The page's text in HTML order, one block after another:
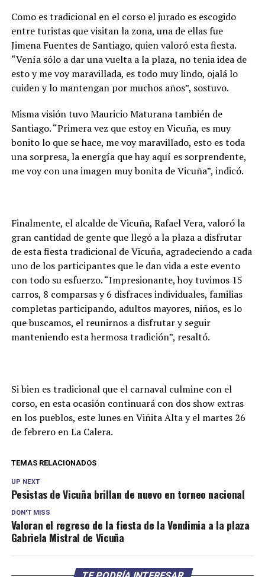
Como es tradicional en el corso el jurado es escogido
entre turistas que visitan la zona, una de ellas fue
Jimena Fuentes de Santiago, quien valoró esta fiesta.
“Venía sólo a dar una vuelta a la plaza, no tenia idea de
esto y me voy maravillada, es todo muy lindo, ojalá lo
cuiden y lo mantengan por muchos años”, sostuvo.
Misma visión tuvo Mauricio Maturana también de
Santiago. “Primera vez que estoy en Vicuña, es muy
bonito lo que se hace, me voy maravillado, esto es toda
una sorpresa, la energía que hay aquí es sorprendente,
me voy con una imagen muy bonita de Vicuña”, indicó.
Finalmente, el alcalde de Vicuña, Rafael Vera, valoró la
gran cantidad de gente que llegó a la plaza a disfrutar
de esta fiesta tradicional de Vicuña, agradeciendo a cada
uno de los participantes que le dan vida a este evento
con todo su esfuerzo. “Impresionante, hoy tuvimos 15
carros, 8 comparsas y 6 disfraces individuales, familias
completas participando, adultos mayores, niños, es lo
que buscamos, el reunirnos a disfrutar y seguir
manteniendo esta hermosa tradición”, resaltó.
Si bien es tradicional que el carnaval culmine con el
corso, en esta ocasión continuará con dos show extras
en los pueblos, este lunes en Viñita Alta y el martes 26
de febrero en La Calera.
TEMAS RELACIONADOS
UP NEXT
Pesistas de Vicuña brillan de nuevo en torneo nacional
DON'T MISS
Valoran el regreso de la fiesta de la Vendimia a la plaza
Gabriela Mistral de Vicuña